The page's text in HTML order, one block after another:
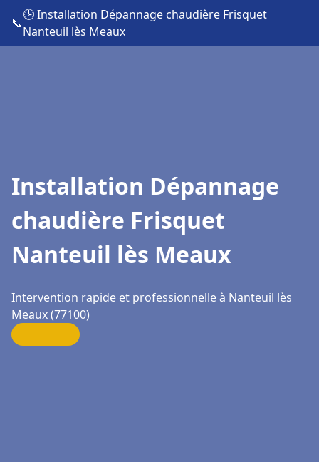
📞
🕒 Installation Dépannage chaudière Frisquet
Nanteuil lès Meaux
Installation Dépannage
chaudière Frisquet
Nanteuil lès Meaux
Intervention rapide et professionnelle à Nanteuil lès
Meaux (77100)